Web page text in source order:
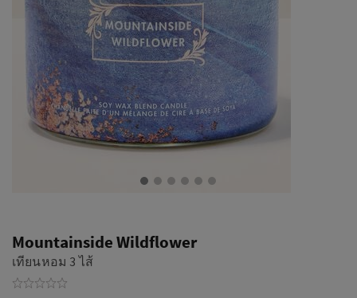
Mountainside Wildflower
เทียนหอม 3 ไส้